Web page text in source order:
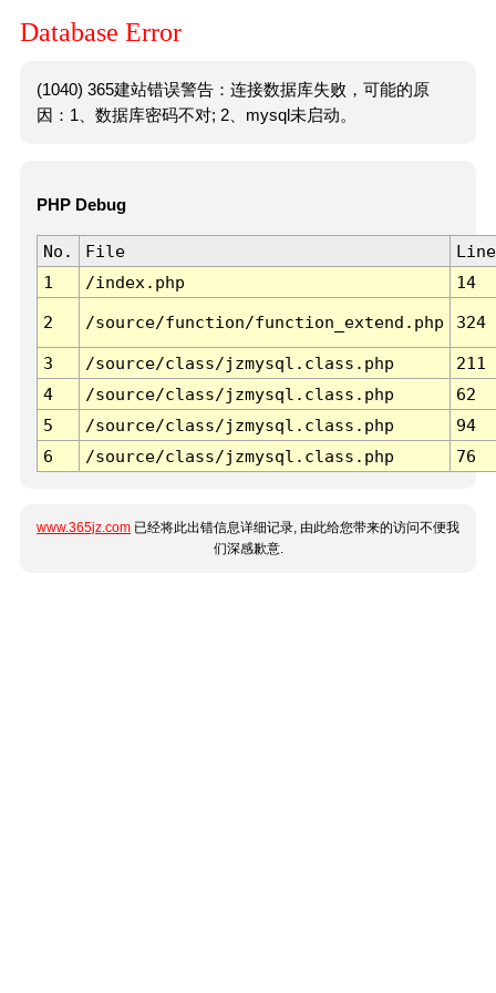
Database Error
(1040) 365建站错误警告：连接数据库失败，可能的原
因：1、数据库密码不对; 2、mysql未启动。
PHP Debug
No. File
Line
1
/index.php 14
2 /source/function/function_extend.php 324
3 /source/class/jzmysql.class.php
211
4
/source/class/jzmysql.class.php
62
5
/source/class/jzmysql.class.php
94
6
/source/class/jzmysql.class.php 76
www.365jz.com 已经将此出错信息详细记录, 由此给您带来的访问不便我
们深感歉意.